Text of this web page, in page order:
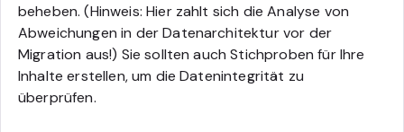
beheben. (Hinweis: Hier zahlt sich die Analyse von
Abweichungen in der Datenarchitektur vor der
Migration aus!) Sie sollten auch Stichproben für Ihre
Inhalte erstellen, um die Datenintegrität zu
überprüfen.